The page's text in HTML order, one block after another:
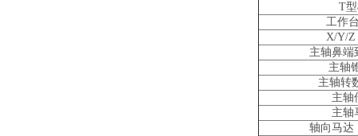
T
工作
X/Y/Z
主轴鼻端
主轴
主轴转
主轴
主轴
轴向马达